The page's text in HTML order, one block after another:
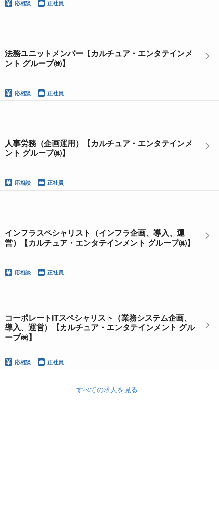
応相談 正社員
法務ユニットメンバー【カルチュア・エンタテインメ
ント グループ㈱】
応相談 正社員
人事労務（企画運用）【カルチュア・エンタテインメ
ント グループ㈱】
応相談 正社員
インフラスペシャリスト（インフラ企画、導入、運
営）【カルチュア・エンタテインメント グループ㈱】
応相談 正社員
コーポレートITスペシャリスト（業務システム企画、
導入、運営）【カルチュア・エンタテインメント グル
ープ㈱】
応相談 正社員
すべての求人を見る